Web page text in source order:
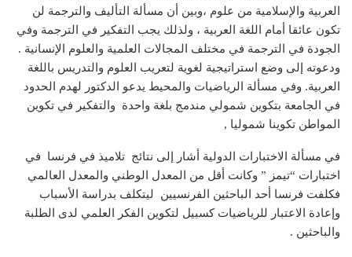
العربية والإسلامية من علوم ،وبين أن مسألة التأليف والترجمة لن
تكون عائقا أمام اللغة العربية ، ولذلك يجب التفكير في الترجمة وفي
الجودة في الترجمة في مختلف المجالات العلمية والعلوم الإنسانية .
ودعوته إلى وضع استراتيجية لغوية لتعريب العلوم والتدريس باللغة
العربية. وفي مسألة الرياضيات والمحيط يدعو الدكتور لهدم الحدود
في الجامعة بتكوين شمولي مندمج بلغة واحدة والتفكير في تكوين
المواطن تكوينا شموليا ,
في مسألة الاختبارات الدولية أشار إلى نتائج تلاميذ في فرنسا في
اختبارات “تيمز ” وكانت أقل من المعدل الوطني والمعدل العالمي
فكلفت فرنسا أحد الباحثين الفرنسيين ليتكلف بدراسة الأسباب
وإعادة الاعتبار للرياضيات كسبيل لتكوين الفكر العلمي لدى الطلبة
والباحثين .